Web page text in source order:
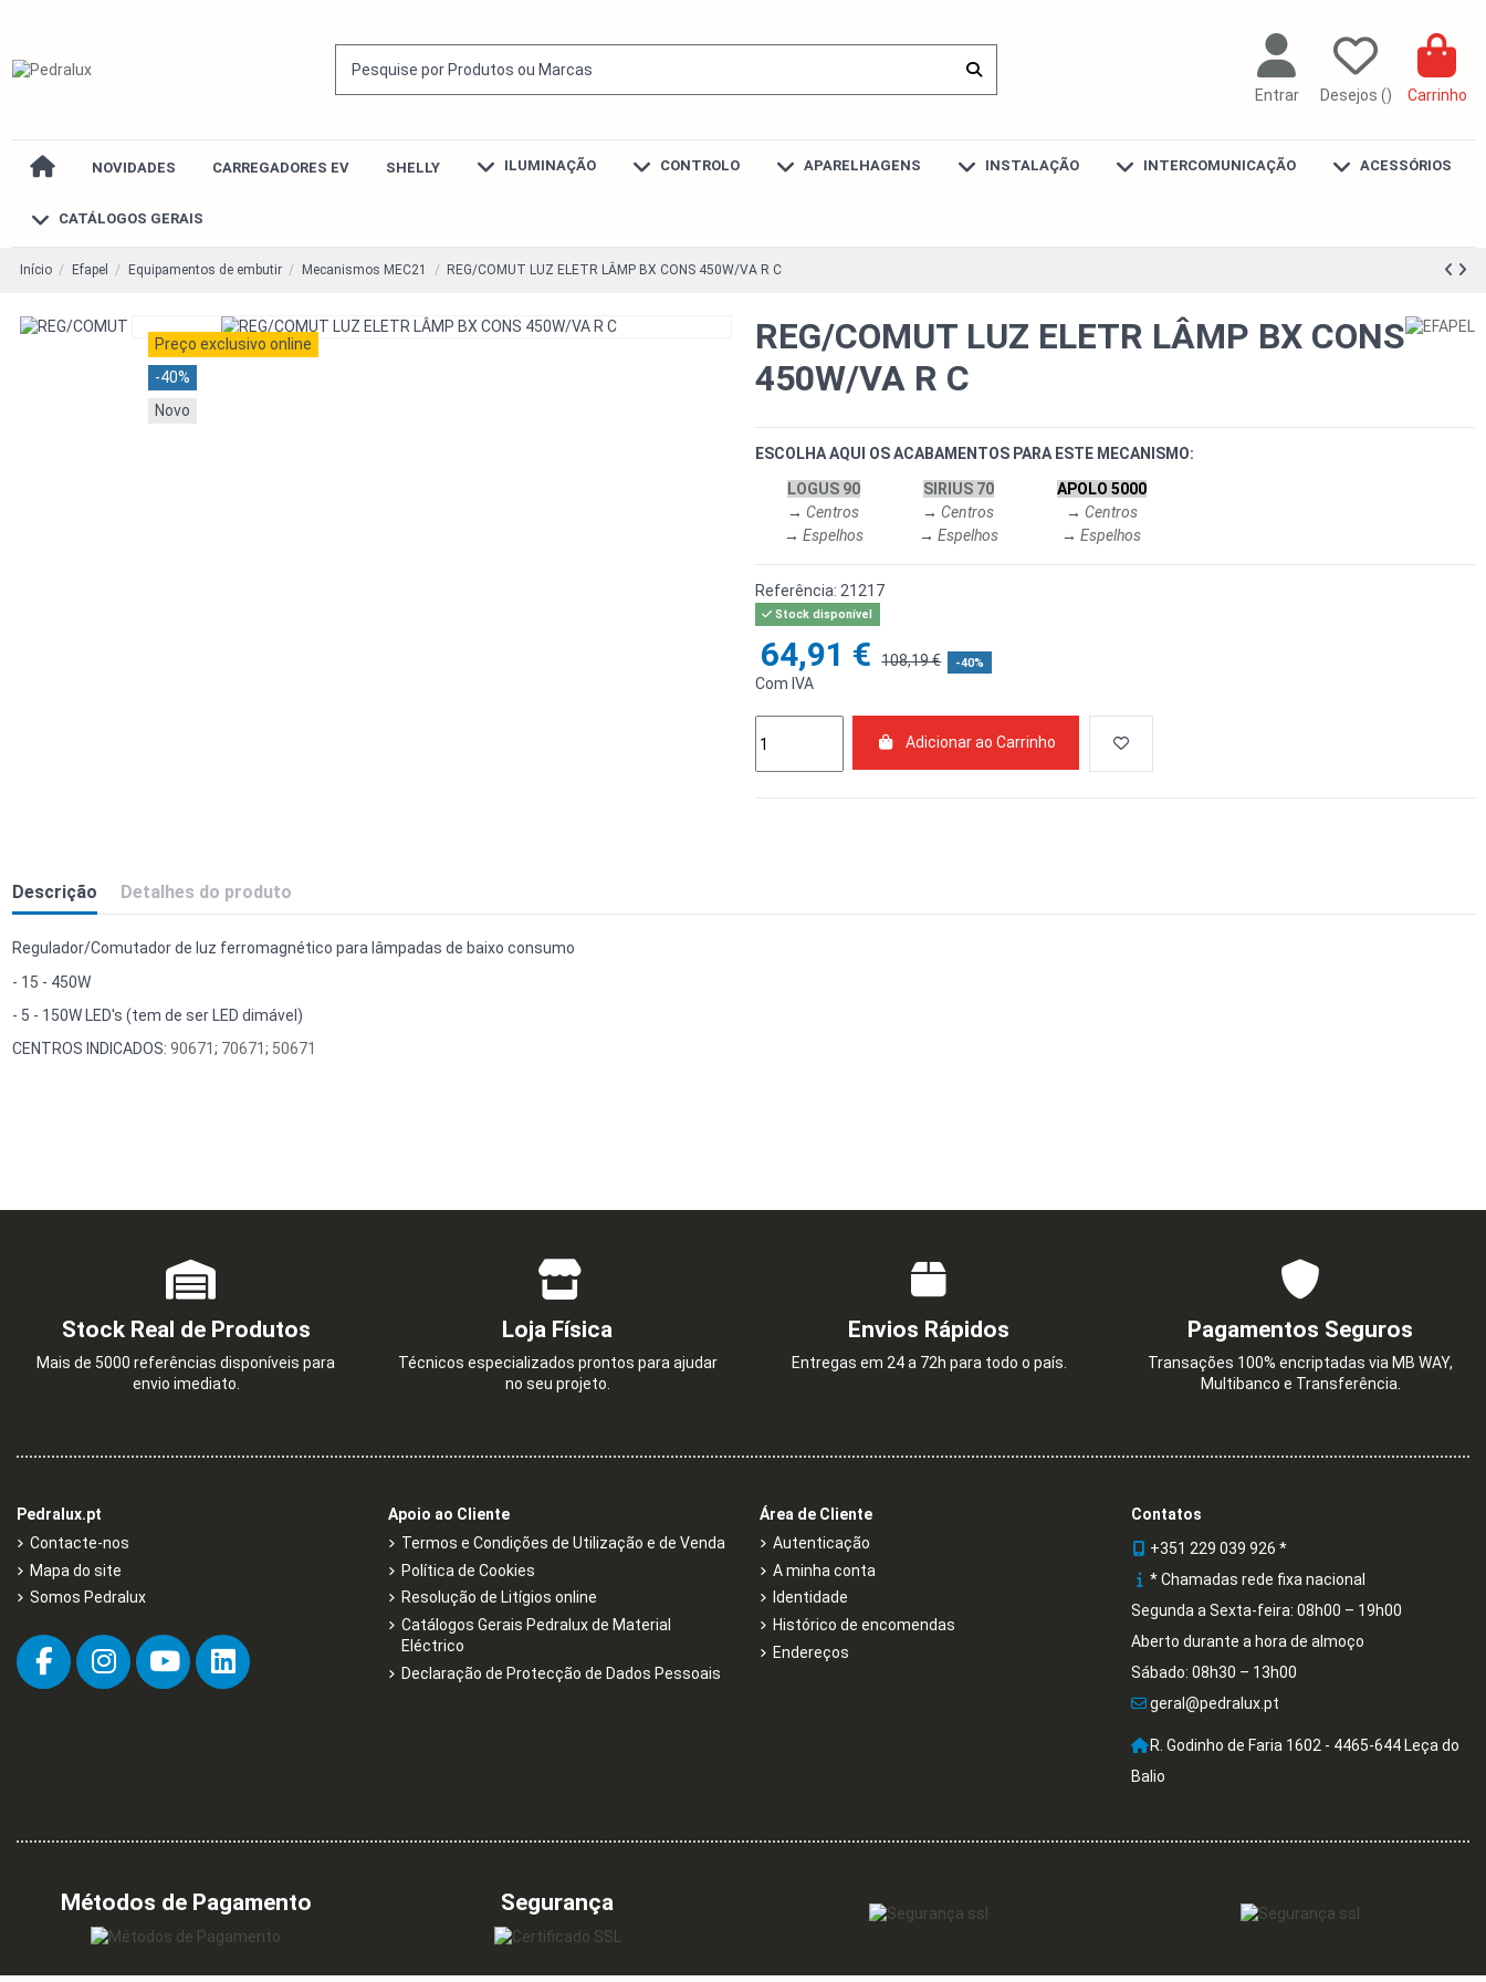
Entrar Desejos () Carrinho
NOVIDADES CARREGADORES EV SHELLY ILUMINAÇÃO CONTROLO APARELHAGENS INSTALAÇÃO INTERCOMUNICAÇÃO ACESSÓRIOS
CATÁLOGOS GERAIS
Início Efapel Equipamentos de embutir Mecanismos MEC21 REG/COMUT LUZ ELETR LÂMP BX CONS 450W/VA R C
Preço exclusivo online
-40%
Novo
REG/COMUT LUZ ELETR LÂMP BX CONS
450W/VA R C
ESCOLHA AQUI OS ACABAMENTOS PARA ESTE MECANISMO:
LOGUS 90 SIRIUS 70
APOLO 5000
→ Centros → Centros → Centros
→ Espelhos → Espelhos → Espelhos
Referência: 21217
Stock disponível
64,91 € 108,19 € -40%
Com IVA
Adicionar ao Carrinho
Descrição Detalhes do produto
Regulador/Comutador de luz ferromagnético para lâmpadas de baixo consumo
- 15 - 450W
- 5 - 150W LED's (tem de ser LED dimável)
CENTROS INDICADOS: 90671 ; 70671 ; 50671
Stock Real de Produtos
Mais de 5000 referências disponíveis para
envio imediato.
Loja Física
Técnicos especializados prontos para ajudar
no seu projeto.
Envios Rápidos
Entregas em 24 a 72h para todo o país.
Pagamentos Seguros
Transações 100% encriptadas via MB WAY,
Multibanco e Transferência.
Pedralux.pt
Contacte-nos
Mapa do site
Somos Pedralux
Apoio ao Cliente
Termos e Condições de Utilização e de Venda
Política de Cookies
Resolução de Litígios online
Catálogos Gerais Pedralux de Material
Eléctrico
Declaração de Protecção de Dados Pessoais
Área de Cliente
Autenticação
A minha conta
Identidade
Histórico de encomendas
Endereços
Contatos
+351 229 039 926 *
* Chamadas rede fixa nacional
Segunda a Sexta-feira: 08h00 – 19h00
Aberto durante a hora de almoço
Sábado: 08h30 – 13h00
geral@pedralux.pt
R. Godinho de Faria 1602 - 4465-644 Leça do
Balio
Métodos de Pagamento Segurança